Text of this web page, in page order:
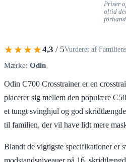
Priser
altid
★★★★4,3 / 5Vurderet af
Mærke: Odin
Odin C700 Crosstrainer er en
placerer sig mellem den populære
et tungt svinghjul og god
til familien, der vil have lidt mere
Blandt de vigtigste specifikationer er